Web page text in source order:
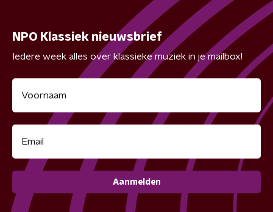
NPO Klassiek nieuwsbrief
Iedere week alles over klassieke muziek in je mailbox!
Aanmelden